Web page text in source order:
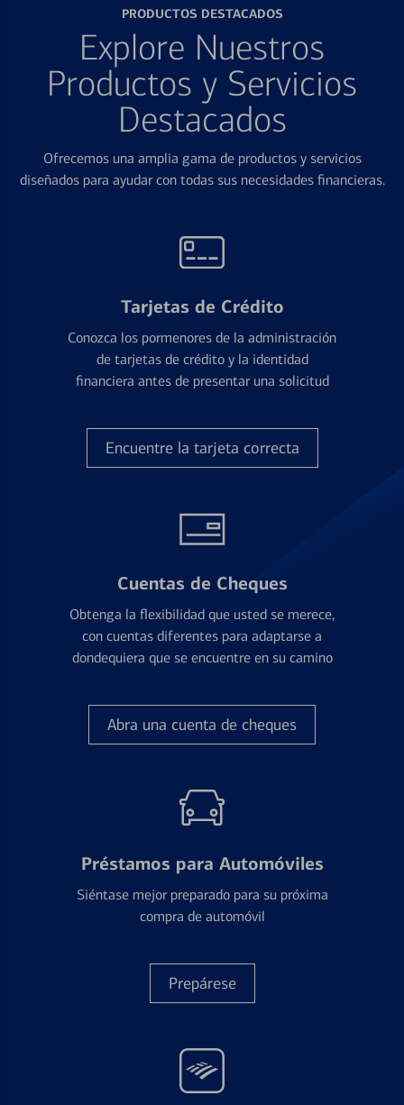
PRODUCTOS DESTACADOS
Explore Nuestros
Productos y Servicios
Destacados
Ofrecemos una amplia gama de productos y servicios
diseñados para ayudar con todas sus necesidades financieras.
Tarjetas de Crédito
Conozca los pormenores de la administración
de tarjetas de crédito y la identidad
financiera antes de presentar una solicitud
Encuentre la tarjeta correcta
Cuentas de Cheques
Obtenga la flexibilidad que usted se merece,
con cuentas diferentes para adaptarse a
dondequiera que se encuentre en su camino
Abra una cuenta de cheques
Préstamos para Automóviles
Siéntase mejor preparado para su próxima
compra de automóvil
Prepárese